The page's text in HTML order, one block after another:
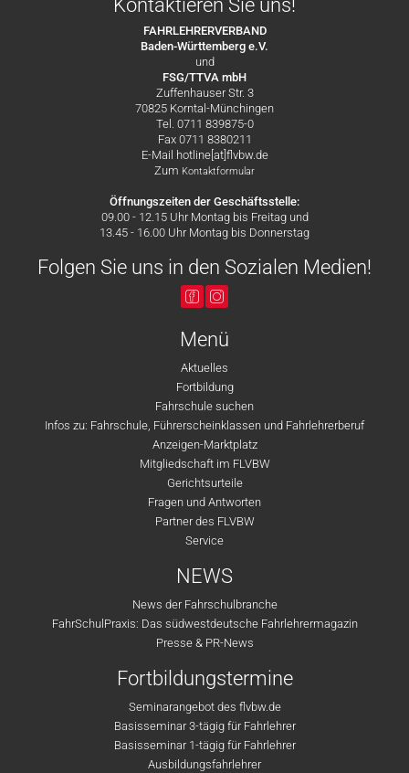
Kontaktieren Sie uns!
FAHRLEHRERVERBAND
Baden-Württemberg e.V.
und
FSG/TTVA mbH
Zuffenhauser Str. 3
70825 Korntal-Münchingen
Tel. 0711 839875-0
Fax 0711 8380211
E-Mail hotline[at]flvbw.de
Zum Kontaktformular
Öffnungszeiten der Geschäftsstelle:
09.00 - 12.15 Uhr Montag bis Freitag und
13.45 - 16.00 Uhr Montag bis Donnerstag
Folgen Sie uns in den Sozialen Medien!
Menü
Aktuelles
Fortbildung
Fahrschule suchen
Infos zu: Fahrschule, Führerscheinklassen und Fahrlehrerberuf
Anzeigen-Marktplatz
Mitgliedschaft im FLVBW
Gerichtsurteile
Fragen und Antworten
Partner des FLVBW
Service
NEWS
News der Fahrschulbranche
FahrSchulPraxis: Das südwestdeutsche Fahrlehrermagazin
Presse & PR-News
Fortbildungstermine
Seminarangebot des flvbw.de
Basisseminar 3-tägig für Fahrlehrer
Basisseminar 1-tägig für Fahrlehrer
Ausbildungsfahrlehrer